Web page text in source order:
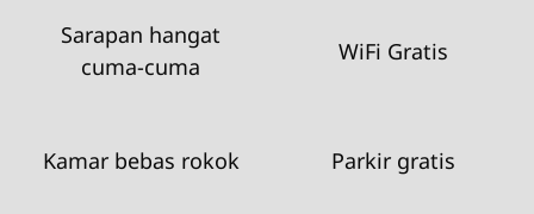
Sarapan hangat
cuma-cuma
WiFi Gratis
Kamar bebas rokok Parkir gratis